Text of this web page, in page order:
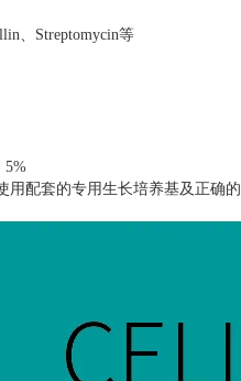
、 Streptomycin等
5%
用配套的专用生长培养基及正确